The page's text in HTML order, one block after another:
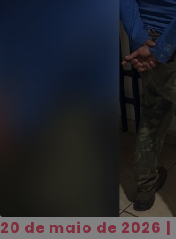
20 de maio de 2026 |